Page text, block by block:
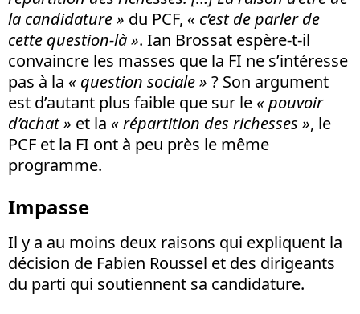
la candidature » du PCF, « c’est de parler de
cette question-là ». Ian Brossat espère-t-il
convaincre les masses que la FI ne s’intéresse
pas à la « question sociale » ? Son argument
est d’autant plus faible que sur le « pouvoir
d’achat » et la « répartition des richesses », le
PCF et la FI ont à peu près le même
programme.
Impasse
Il y a au moins deux raisons qui expliquent la
décision de Fabien Roussel et des dirigeants
du parti qui soutiennent sa candidature.